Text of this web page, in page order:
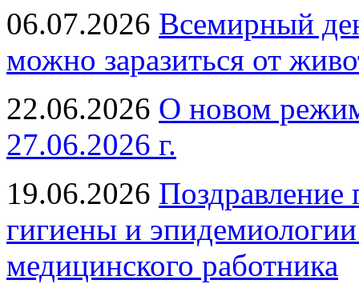
06.07.2026 Всемирный
можно заразиться от
22.06.2026 О новом
27.06.2026 г.
19.06.2026 Поздравление
гигиены и
медицинского работника